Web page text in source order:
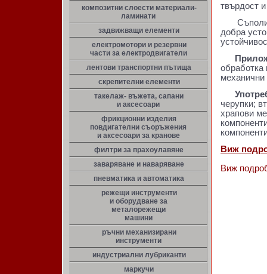
композитни слоести материали-
ламинати
задвижващи елементи
електромотори и резервни
части за електродвигатели
лентови транспортни пътища
скрепителни елементи
такелаж- въжета, сапани
и аксесоари
фрикционни изделия
повдигателни съоръжения
и аксесоари за кранове
филтри за прахоулавяне
заваряване и наваряване
пневматика и автоматика
режещи инструменти
и оборудване за
металорежещи
машини
ръчни механизирани
инструменти
индустриални лубриканти
маркучи
твърдост
добра
обработка
черупки;
храпови
Виж
Виж